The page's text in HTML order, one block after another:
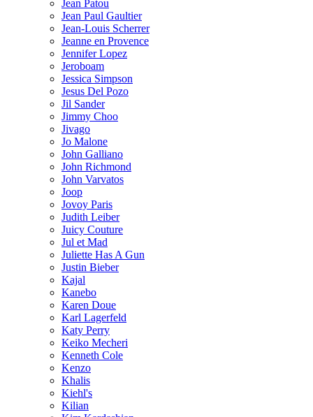
Jean Patou
Jean Paul Gaultier
Jean-Louis Scherrer
Jeanne en Provence
Jennifer Lopez
Jeroboam
Jessica Simpson
Jesus Del Pozo
Jil Sander
Jimmy Choo
Jivago
Jo Malone
John Galliano
John Richmond
John Varvatos
Joop
Jovoy Paris
Judith Leiber
Juicy Couture
Jul et Mad
Juliette Has A Gun
Justin Bieber
Kajal
Kanebo
Karen Doue
Karl Lagerfeld
Katy Perry
Keiko Mecheri
Kenneth Cole
Kenzo
Khalis
Kiehl's
Kilian